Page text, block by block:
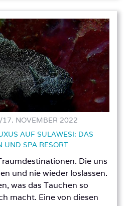
17. NOVEMBER 2022
AUF SULAWESI: DAS
UND SPA RESORT
Die uns
und nie wieder loslassen.
was das Tauchen so
macht. Eine von diesen